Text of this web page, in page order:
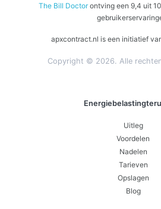
The Bill Doctorontving een 9,4 uit 10
apxcontract.nl is een initiatief
Copyright © 2026. Alle
Uitleg
Voordelen
Nadelen
Tarieven
Opslagen
Blog